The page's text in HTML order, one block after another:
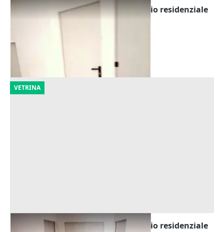
Asta Vano cantina (sub 17) in edificio residenziale
Offerta minima
977 €
VETRINA
Asta Vano cantina (sub 20) in edificio residenziale